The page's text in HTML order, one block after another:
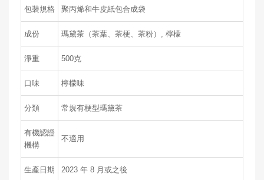
包裝規格 聚丙烯和牛皮紙包合成袋
成份 瑪黛茶（茶葉、茶梗、茶粉）, 檸檬
淨重 500克
口味 檸檬味
分類 常規有梗型瑪黛茶
有機認證
機構
不適用
生產日期 2023 年 8 月或之後